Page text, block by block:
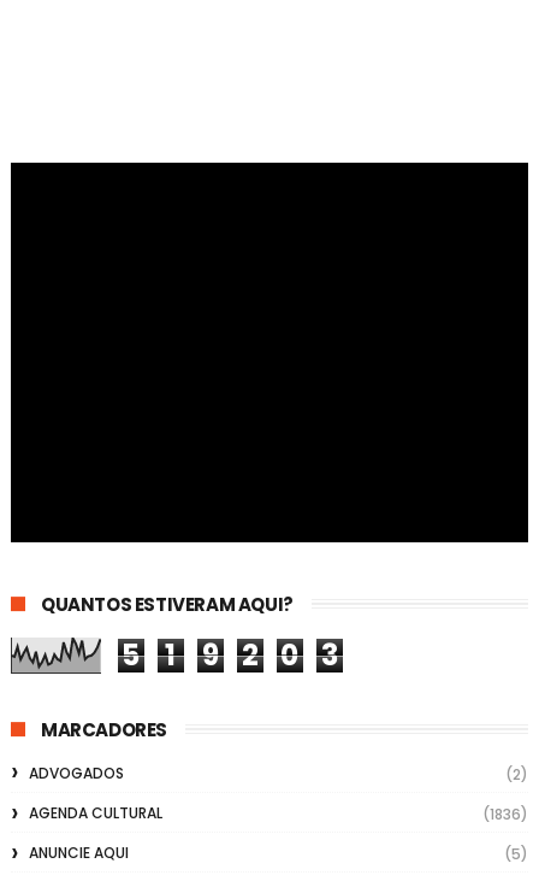
QUANTOS ESTIVERAM AQUI?
5 1 9 2 0 3
MARCADORES
ADVOGADOS
(2)
AGENDA CULTURAL
(1836)
ANUNCIE AQUI
(5)